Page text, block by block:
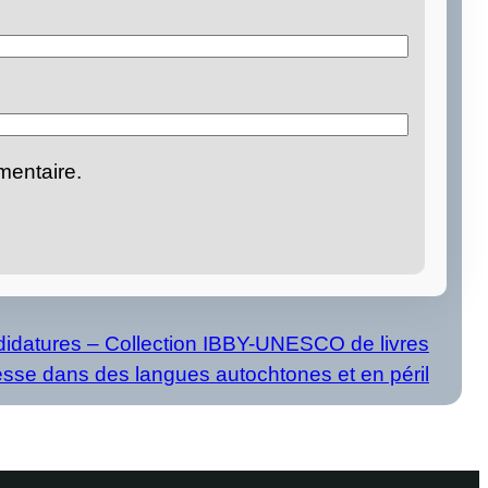
– Collection IBBY-UNESCO de livres
dans des langues autochtones et en péril